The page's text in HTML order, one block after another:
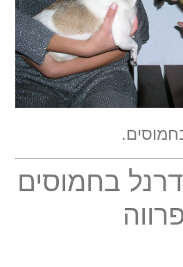
בחמוסים